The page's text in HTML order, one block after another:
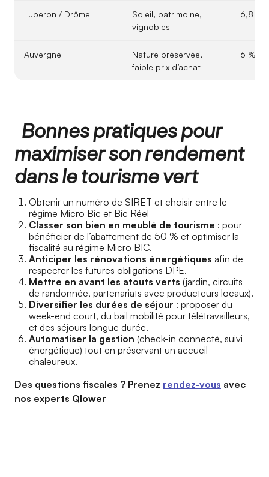
Luberon / Drôme
Soleil, patrimoine,
vignobles
6,8 %
Auvergne
Nature préservée,
faible prix d’achat
6 %
Bonnes pratiques pour
maximiser son rendement
dans le tourisme vert
Obtenir un numéro de SIRET et choisir entre le
régime Micro Bic et Bic Réel
Classer son bien en meublé de tourisme : pour
bénéficier de l’abattement de 50 % et optimiser la
fiscalité au régime Micro BIC.
Anticiper les rénovations énergétiques afin de
respecter les futures obligations DPE.
Mettre en avant les atouts verts (jardin, circuits
de randonnée, partenariats avec producteurs locaux).
Diversifier les durées de séjour : proposer du
week-end court, du bail mobilité pour télétravailleurs,
et des séjours longue durée.
Automatiser la gestion (check-in connecté, suivi
énergétique) tout en préservant un accueil
chaleureux.
Des questions fiscales ? Prenez rendez-vous avec
nos experts Qlower